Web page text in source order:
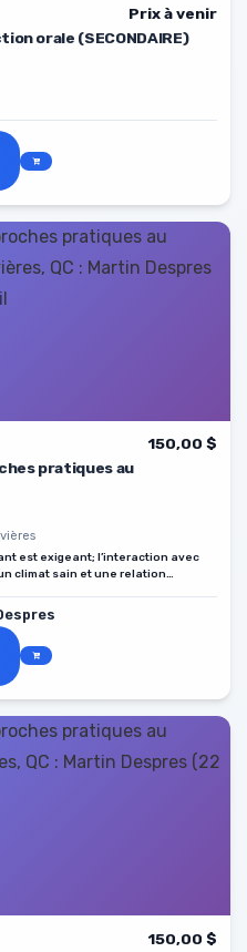
Prix à venir
orale (SECONDAIRE)
150,00 $
pratiques au
est exigeant; l’interaction avec
climat sain et une relation
150,00 $